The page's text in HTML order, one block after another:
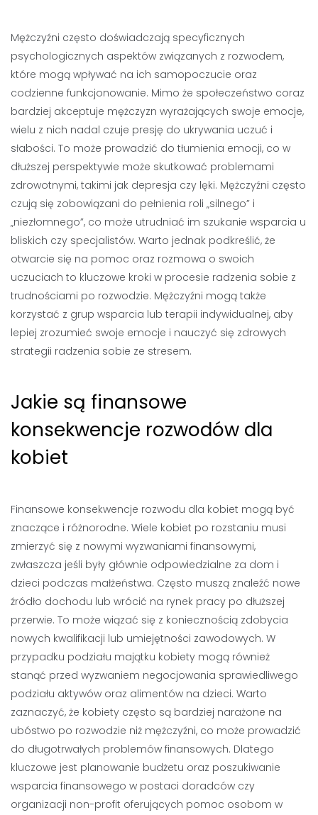
Mężczyźni często doświadczają specyficznych
psychologicznych aspektów związanych z rozwodem,
które mogą wpływać na ich samopoczucie oraz
codzienne funkcjonowanie. Mimo że społeczeństwo coraz
bardziej akceptuje mężczyzn wyrażających swoje emocje,
wielu z nich nadal czuje presję do ukrywania uczuć i
słabości. To może prowadzić do tłumienia emocji, co w
dłuższej perspektywie może skutkować problemami
zdrowotnymi, takimi jak depresja czy lęki. Mężczyźni często
czują się zobowiązani do pełnienia roli „silnego” i
„niezłomnego”, co może utrudniać im szukanie wsparcia u
bliskich czy specjalistów. Warto jednak podkreślić, że
otwarcie się na pomoc oraz rozmowa o swoich
uczuciach to kluczowe kroki w procesie radzenia sobie z
trudnościami po rozwodzie. Mężczyźni mogą także
korzystać z grup wsparcia lub terapii indywidualnej, aby
lepiej zrozumieć swoje emocje i nauczyć się zdrowych
strategii radzenia sobie ze stresem.
Jakie są finansowe
konsekwencje rozwodów dla
kobiet
Finansowe konsekwencje rozwodu dla kobiet mogą być
znaczące i różnorodne. Wiele kobiet po rozstaniu musi
zmierzyć się z nowymi wyzwaniami finansowymi,
zwłaszcza jeśli były głównie odpowiedzialne za dom i
dzieci podczas małżeństwa. Często muszą znaleźć nowe
źródło dochodu lub wrócić na rynek pracy po dłuższej
przerwie. To może wiązać się z koniecznością zdobycia
nowych kwalifikacji lub umiejętności zawodowych. W
przypadku podziału majątku kobiety mogą również
stanąć przed wyzwaniem negocjowania sprawiedliwego
podziału aktywów oraz alimentów na dzieci. Warto
zaznaczyć, że kobiety często są bardziej narażone na
ubóstwo po rozwodzie niż mężczyźni, co może prowadzić
do długotrwałych problemów finansowych. Dlatego
kluczowe jest planowanie budżetu oraz poszukiwanie
wsparcia finansowego w postaci doradców czy
organizacji non-profit oferujących pomoc osobom w